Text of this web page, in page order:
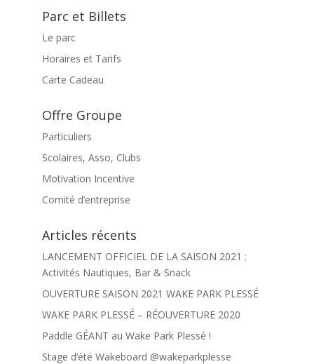
Parc et Billets
Le parc
Horaires et Tarifs
Carte Cadeau
Offre Groupe
Particuliers
Scolaires, Asso, Clubs
Motivation Incentive
Comité d’entreprise
Articles récents
LANCEMENT OFFICIEL DE LA SAISON 2021 :
Activités Nautiques, Bar & Snack
OUVERTURE SAISON 2021 WAKE PARK PLESSÉ
WAKE PARK PLESSÉ – RÉOUVERTURE 2020
Paddle GÉANT au Wake Park Plessé !
Stage d’été Wakeboard @wakeparkplesse